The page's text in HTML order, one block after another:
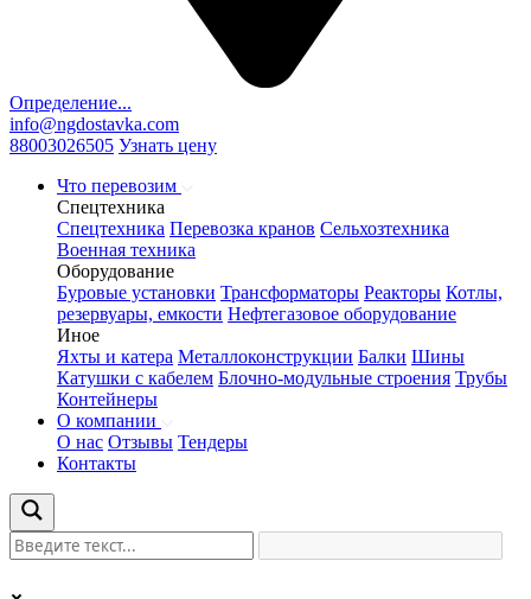
Определение...
info@ngdostavka.com
88003026505 Узнать цену
Что перевозим
Спецтехника
Спецтехника Перевозка кранов Сельхозтехника
Военная техника
Оборудование
Буровые установки Трансформаторы Реакторы Котлы,
резервуары, емкости Нефтегазовое оборудование
Иное
Яхты и катера Металлоконструкции Балки Шины
Катушки с кабелем Блочно-модульные строения Трубы
Контейнеры
О компании
О нас Отзывы Тендеры
Контакты